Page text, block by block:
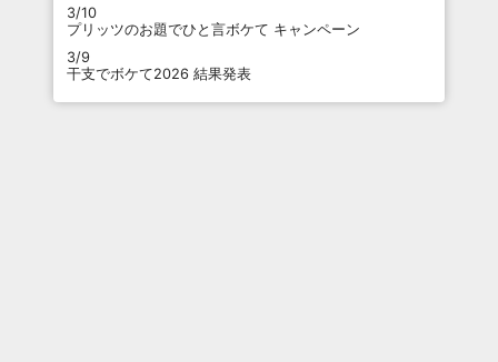
3/10
プリッツのお題でひと言ボケて キャンペーン
3/9
干支でボケて2026 結果発表